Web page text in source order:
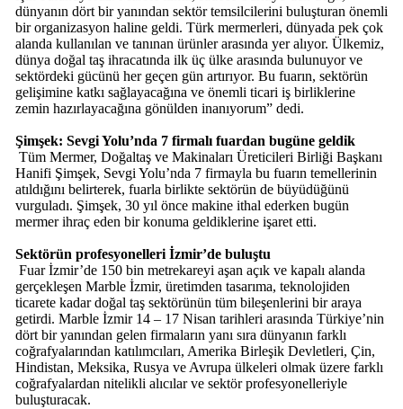
dünyanın dört bir yanından sektör temsilcilerini buluşturan önemli
bir organizasyon haline geldi. Türk mermerleri, dünyada pek çok
alanda kullanılan ve tanınan ürünler arasında yer alıyor. Ülkemiz,
dünya doğal taş ihracatında ilk üç ülke arasında bulunuyor ve
sektördeki gücünü her geçen gün artırıyor. Bu fuarın, sektörün
gelişimine katkı sağlayacağına ve önemli ticari iş birliklerine
zemin hazırlayacağına gönülden inanıyorum” dedi.
Şimşek: Sevgi Yolu’nda 7 firmalı fuardan bugüne geldik
Tüm Mermer, Doğaltaş ve Makinaları Üreticileri Birliği Başkanı
Hanifi Şimşek, Sevgi Yolu’nda 7 firmayla bu fuarın temellerinin
atıldığını belirterek, fuarla birlikte sektörün de büyüdüğünü
vurguladı. Şimşek, 30 yıl önce makine ithal ederken bugün
mermer ihraç eden bir konuma geldiklerine işaret etti.
Sektörün profesyonelleri İzmir’de buluştu
Fuar İzmir’de 150 bin metrekareyi aşan açık ve kapalı alanda
gerçekleşen Marble İzmir, üretimden tasarıma, teknolojiden
ticarete kadar doğal taş sektörünün tüm bileşenlerini bir araya
getirdi. Marble İzmir 14 – 17 Nisan tarihleri arasında Türkiye’nin
dört bir yanından gelen firmaların yanı sıra dünyanın farklı
coğrafyalarından katılımcıları, Amerika Birleşik Devletleri, Çin,
Hindistan, Meksika, Rusya ve Avrupa ülkeleri olmak üzere farklı
coğrafyalardan nitelikli alıcılar ve sektör profesyonelleriyle
buluşturacak.